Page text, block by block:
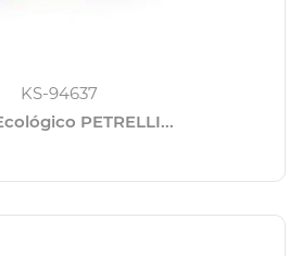
KS-94637
PETRELLI...